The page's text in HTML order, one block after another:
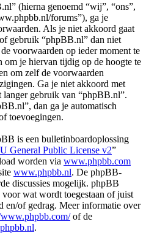
(hierna genoemd “wij”, “ons”,
forums”), ga je
Als je niet akkoord gaat
gebruik “phpBB.nl” dan niet
voorwaarden op ieder moment te
om je hiervan tijdig op de hoogte te
om zelf de voorwaarden
Ga je niet akkoord met
gebruik van “phpBB.nl”.
dan ga je automatisch
toevoegingen.
is een bulletinboardoplossing
General Public License v2”
worden via www.phpbb.com
www.phpbb.nl. De phpBB-
discussies mogelijk. phpBB
wat wordt toegestaan of juist
en/of gedrag. Meer informatie over
of de
.